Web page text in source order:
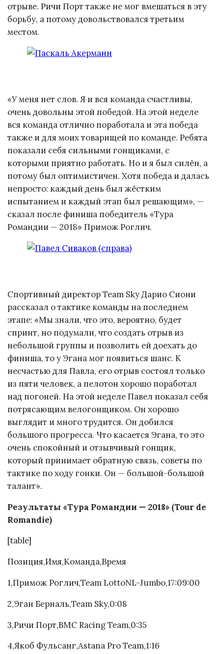
отрыве. Ричи Порт также не мог вмешаться в эту
борьбу, а потому довольствовался третьим
местом.
«У меня нет слов. Я и вся команда счастливы,
очень довольны этой победой. На этой неделе
вся команда отлично поработала и эта победа
также и для моих товарищей по команде. Ребята
показали себя сильными гонщиками, с
которыми приятно работать. Но и я был силён, а
потому был оптимистичен. Хотя победа и далась
непросто: каждый день был жёстким
испытанием и каждый этап был решающим», —
сказал после финиша победитель «Тура
Романдии — 2018» Примож Роглич.
Спортивный директор Team Sky Дарио Сиони
рассказал о тактике команды на последнем
этапе: «Мы знали, что это, вероятно, будет
спринт, но подумали, что создать отрыв из
небольшой группы и позволить ей доехать до
финиша, то у Эгана мог появиться шанс. К
несчастью для Павла, его отрыв состоял только
из пяти человек, а пелотон хорошо поработал
над погоней. На этой неделе Павел показал себя
потрясающим велогонщиком. Он хорошо
выглядит и много трудится. Он добился
большого прогресса. Что касается Эгана, то это
очень спокойный и отзывчивый гонщик,
который принимает обратную связь, советы по
тактике по ходу гонки. Он — большой-большой
талант».
Результаты «Тура Романдии — 2018» (Tour de
Romandie)
[table]
Позиция,Имя,Команда,Время
1,Примож Роглич,Team LottoNL-Jumbo,17:09:00
2,Эган Берналь,Team Sky,0:08
3,Ричи Порт,BMC Racing Team,0:35
4,Якоб Фульсанг,Astana Pro Team,1:16